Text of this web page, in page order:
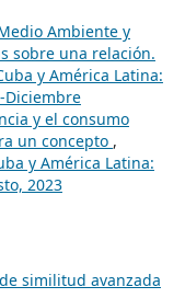
Ambiente y
sobre una relación.
y América Latina:
Diciembre
y el consumo
un concepto ,
y América Latina:
2023
similitud avanzada